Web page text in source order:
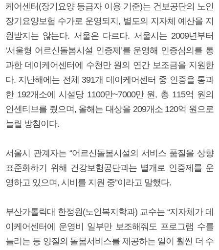
케어센터(장기요양 등급자 이용 기준)는 건보공단의 노인
장기요양보험 수가로 운영되지, 별도의 지자체 예산을 지
원받지는 않는다. 서울은 다르다. 서울시는 2009년부터
‘서울형 어르신돌봄시설 인증제’를 운영해 인증심의를 통
과한 데이케어센터에 수천만 원의 연간 보조금을 지원한
다. 지난해에는 전체 391개 데이케어센터 중 인증을 통과
한 192개소에 시설당 1100만~7000만 원, 총 115억 원의
인센티브를 줬으며, 올해는 대상을 209개소 120억 원으로
늘릴 방침이다.
서울시 관계자는 “어르신돌봄시설의 서비스 품질을 상향
표준화하기 위해 건강보험공단과는 별개로 인증제를 운
영하고 있으며, 시비를 지원 중”이라고 말했다.
부산가톨릭대 한정원(노인복지학과) 교수는 “지자체가 데
이케어센터에 운영비 일부만 보조해줘도 프로그램 수를
늘리는 등 양질의 돌봄서비스를 제공하는 일이 훨씬 더 수